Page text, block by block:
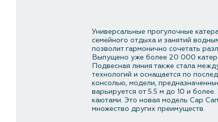
Универсальные прогулочные
семейного отдыха и занятий
позволит гармонично сочетать
Выпущено уже более 20 000
Подвесная линия также стала
технологий и оснащается по
консолью, модели,
варьируется от 5.5 м до 10 и
каютами. Это новая модель Cap
множество других преимуществ.